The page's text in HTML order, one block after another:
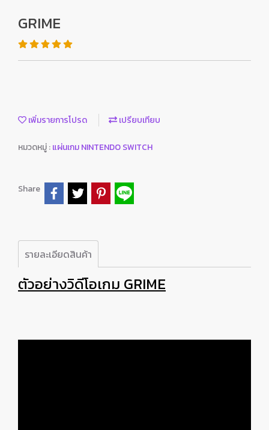
GRIME
เพิ่มรายการโปรด เปรียบเทียบ
หมวดหมู่ :แผ่นเกม NINTENDO SWITCH
Share
รายละเอียดสินค้า
ตัวอย่างวิดีโอเกม GRIME